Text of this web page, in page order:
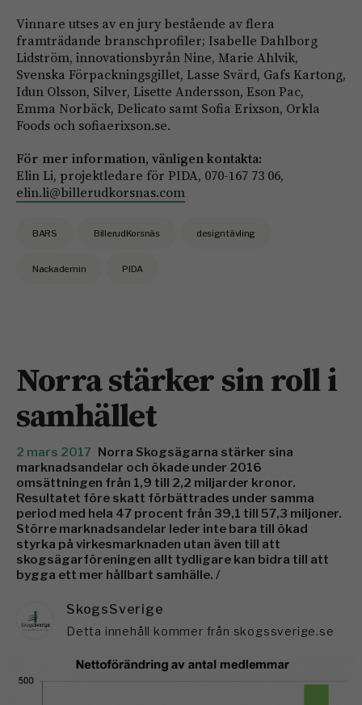
Vinnare utses av en jury bestående av flera
framträdande branschprofiler; Isabelle Dahlborg
Lidström, innovationsbyrån Nine, Marie Ahlvik,
Svenska Förpackningsgillet, Lasse Svärd, Gafs Kartong,
Idun Olsson, Silver, Lisette Andersson, Eson Pac,
Emma Norbäck, Delicato samt Sofia Erixson, Orkla
Foods och sofiaerixson.se.
För mer information, vänligen kontakta:
Elin Li, projektledare för PIDA, 070-167 73 06,
elin.li@billerudkorsnas.com
BARS BillerudKorsnäs designtävling
Nackademin PIDA
Norra stärker sin roll i
samhället
2 mars 2017 Norra Skogsägarna stärker sina
marknadsandelar och ökade under 2016
omsättningen från 1,9 till 2,2 miljarder kronor.
Resultatet före skatt förbättrades under samma
period med hela 47 procent från 39,1 till 57,3 miljoner.
Större marknadsandelar leder inte bara till ökad
styrka på virkesmarknaden utan även till att
skogsägarföreningen allt tydligare kan bidra till att
bygga ett mer hållbart samhälle. /
SkogsSverige
Detta innehåll kommer från skogssverige.se